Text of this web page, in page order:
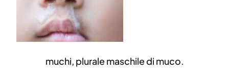
muchi, plurale maschile di muco.